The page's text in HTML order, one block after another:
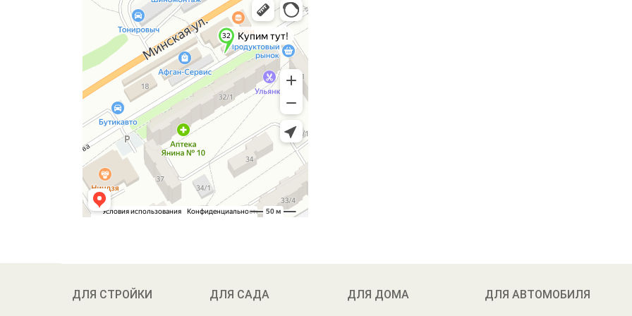
ДЛЯ СТРОЙКИ ДЛЯ САДА ДЛЯ ДОМА ДЛЯ АВТОМОБИЛЯ